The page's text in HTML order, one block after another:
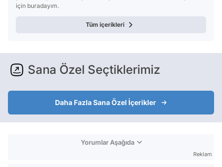
için buradayım.
Tüm içerikleri
Sana Özel Seçtiklerimiz
Daha Fazla Sana Özel İçerikler
Yorumlar Aşağıda
Reklam